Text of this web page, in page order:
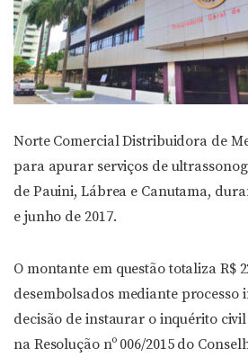
Norte Comercial Distribuidora de
para apurar serviços de
de Pauini, Lábrea e Canutama,
e junho de 2017.
O montante em questão totaliza R$
desembolsados mediante processo
decisão de instaurar o inquérito
na Resolução nº 006/2015 do